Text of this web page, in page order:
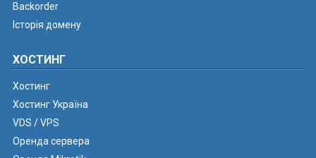
Backorder
Історія домену
ХОСТИНГ
Хостинг
Хостинг Україна
VDS / VPS
Оренда сервера